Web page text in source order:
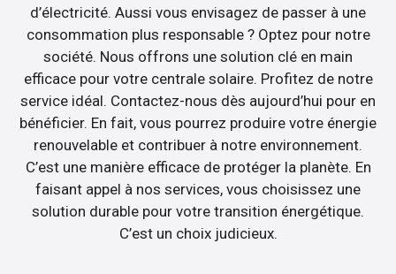
d’électricité. Aussi vous envisagez de passer à une
consommation plus responsable ? Optez pour notre
société. Nous offrons une solution clé en main
efficace pour votre centrale solaire. Profitez de notre
service idéal. Contactez-nous dès aujourd’hui pour en
bénéficier. En fait, vous pourrez produire votre énergie
renouvelable et contribuer à notre environnement.
C’est une manière efficace de protéger la planète. En
faisant appel à nos services, vous choisissez une
solution durable pour votre transition énergétique.
C’est un choix judicieux.